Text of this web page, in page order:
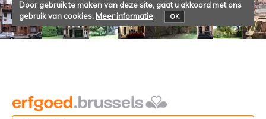
Door gebruik te maken van deze site, gaat u akkoord met ons
gebruik van cookies. Meer informatie OK